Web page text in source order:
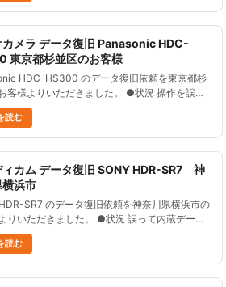
カメラ データ復旧 Panasonic HDC-
東京都杉並区のお客様
HDC-HS300 のデータ復旧依頼を東京都杉
客様よりいただきました。 ●状況 操作を誤っ
を消してしまった。削除処理中に急いで電源を
、かなりのデータが消えてしまった。その後撮
読む
ィカム データ復旧 SONY HDR-SR7 神
浜市
SR7 のデータ復旧依頼を神奈川県横浜市の
りいただきました。 ●状況 誤って内蔵データ
してしまった。 子どもがやってしまったので
とはわからない。 とても大切なデータなの
復......
読む